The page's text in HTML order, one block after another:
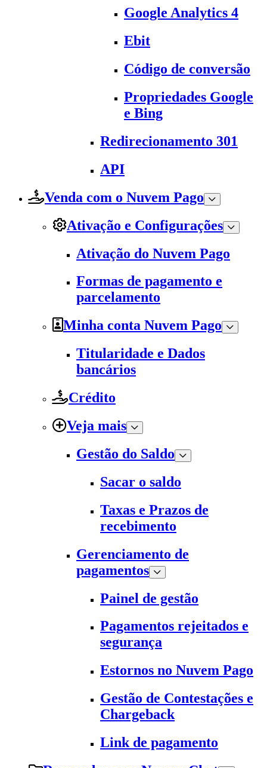
Google Analytics 4
Ebit
Código de conversão
Propriedades Google
e Bing
Redirecionamento 301
API
Venda com o Nuvem Pago
Ativação e Configurações
Ativação do Nuvem Pago
Formas de pagamento e
parcelamento
Minha conta Nuvem Pago
Titularidade e Dados
bancários
Crédito
Veja mais
Gestão do Saldo
Sacar o saldo
Taxas e Prazos de
recebimento
Gerenciamento de
pagamentos
Painel de gestão
Pagamentos rejeitados e
segurança
Estornos no Nuvem Pago
Gestão de Contestações e
Chargeback
Link de pagamento